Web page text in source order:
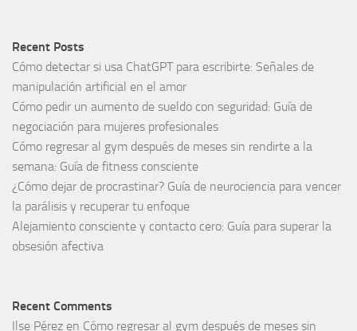
Recent Posts
Cómo detectar si usa ChatGPT para escribirte: Señales de
manipulación artificial en el amor
Cómo pedir un aumento de sueldo con seguridad: Guía de
negociación para mujeres profesionales
Cómo regresar al gym después de meses sin rendirte a la
semana: Guía de fitness consciente
¿Cómo dejar de procrastinar? Guía de neurociencia para vencer
la parálisis y recuperar tu enfoque
Alejamiento consciente y contacto cero: Guía para superar la
obsesión afectiva
Recent Comments
Ilse Pérez en Cómo regresar al gym después de meses sin